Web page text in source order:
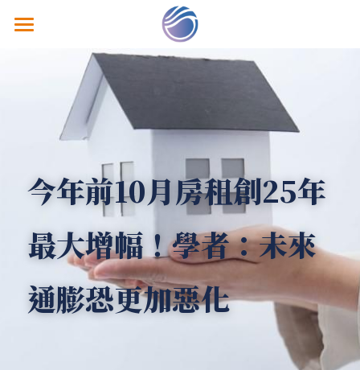
關於鴻智
熱銷建案
經典個案
隱私政策
聯絡我們
今年前10月房租創25年
最大增幅！學者：未來
通膨恐更加惡化